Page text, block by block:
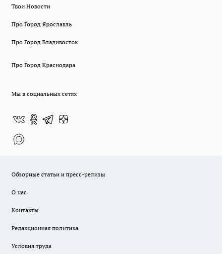
Твои Новости
Про Город Ярославль
Про Город Владивосток
Про Город Краснодара
Мы в социальных сетях
Обзорные статьи и пресс-релизы
О нас
Контакты
Редакционная политика
Условия труда